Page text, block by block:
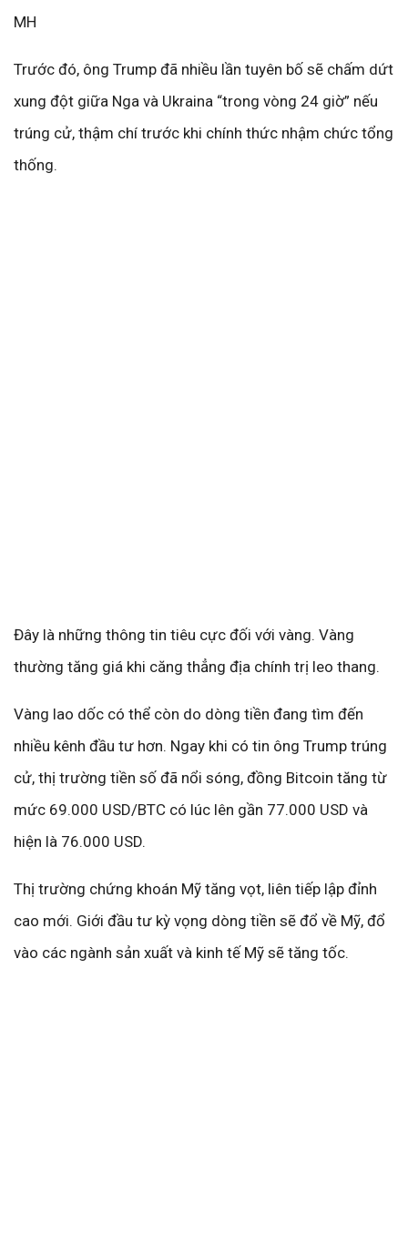
MH
Trước đó, ông Trump đã nhiều lần tuyên bố sẽ chấm dứt
xung đột giữa Nga và Ukraina “trong vòng 24 giờ” nếu
trúng cử, thậm chí trước khi chính thức nhậm chức tổng
thống.
Đây là những thông tin tiêu cực đối với vàng. Vàng
thường tăng giá khi căng thẳng địa chính trị leo thang.
Vàng lao dốc có thể còn do dòng tiền đang tìm đến
nhiều kênh đầu tư hơn. Ngay khi có tin ông Trump trúng
cử, thị trường tiền số đã nổi sóng, đồng Bitcoin tăng từ
mức 69.000 USD/BTC có lúc lên gần 77.000 USD và
hiện là 76.000 USD.
Thị trường chứng khoán Mỹ tăng vọt, liên tiếp lập đỉnh
cao mới. Giới đầu tư kỳ vọng dòng tiền sẽ đổ về Mỹ, đổ
vào các ngành sản xuất và kinh tế Mỹ sẽ tăng tốc.